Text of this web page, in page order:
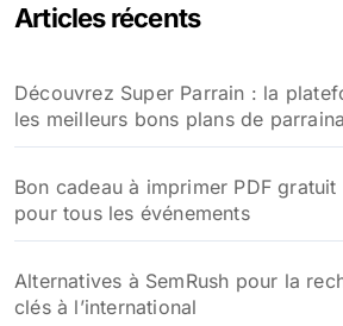
r
e
r
Articles récents
Découvrez Super Parrain : la
les meilleurs bons plans de
Bon cadeau à imprimer PDF
pour tous les événements
Alternatives à SemRush pour la
clés à l’international